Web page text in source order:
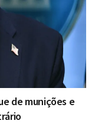
de munições e